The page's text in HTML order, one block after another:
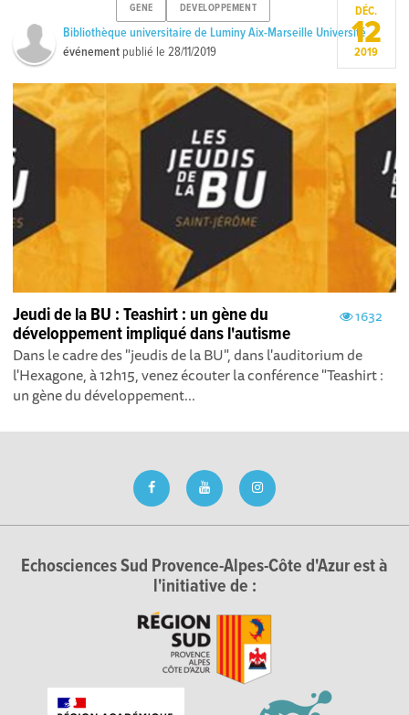
GENE DEVELOPPEMENT
Bibliothèque universitaire de Luminy Aix-Marseille Université
événement publié le28/11/2019
DÉC.
12
2019
1632
Jeudi de la BU : Teashirt : un gène du
développement impliqué dans l'autisme
Dans le cadre des "jeudis de la BU", dans l'auditorium de
l'Hexagone, à 12h15, venez écouter la conférence "Teashirt :
un gène du développement...
Echosciences Sud Provence-Alpes-Côte d'Azur est à
l'initiative de :